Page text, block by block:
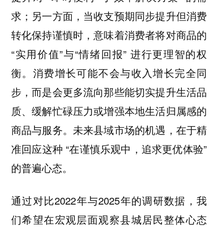
求；另一方面，当收支预期同步提升但消费
转化保持谨慎时，意味着消费者将对商品的
“实用价值”与“情绪回报” 进行更理智的权
衡。消费增长可能不会与收入增长完全同
步，而是会更多流向那些能切实提升生活品
质、缓解忙碌压力或增强本地生活归属感的
商品与服务。未来县域市场的机遇，在于精
准回应这种 “在谨慎乐观中，追求更优体验”
的普遍心态。
通过对比2022年与2025年的调研数据，我
们希望在宏观层面观察县城居民整体心态